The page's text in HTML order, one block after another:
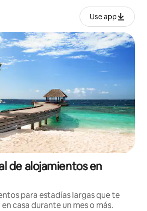
Use app
de alojamientos en
para estadías largas que te
casa durante un mes o más.